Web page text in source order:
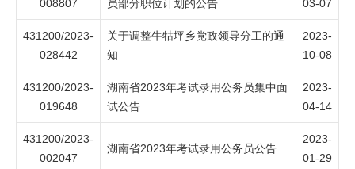
008807
员部分职位计划的公告
03-07
431200/2023-
028442
关于调整牛牯坪乡党政领导分工的通
知
2023-
10-08
431200/2023-
019648
湖南省2023年考试录用公务员集中面
试公告
2023-
04-14
431200/2023-
002047
湖南省2023年考试录用公务员公告
2023-
01-29